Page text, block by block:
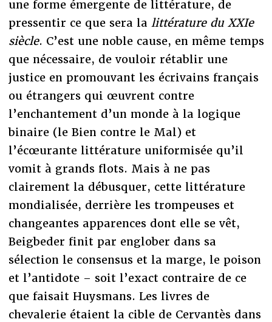
une forme émergente de littérature, de
pressentir ce que sera la littérature du XXIe
siècle. C’est une noble cause, en même temps
que nécessaire, de vouloir rétablir une
justice en promouvant les écrivains français
ou étrangers qui œuvrent contre
l’enchantement d’un monde à la logique
binaire (le Bien contre le Mal) et
l’écœurante littérature uniformisée qu’il
vomit à grands flots. Mais à ne pas
clairement la débusquer, cette littérature
mondialisée, derrière les trompeuses et
changeantes apparences dont elle se vêt,
Beigbeder finit par englober dans sa
sélection le consensus et la marge, le poison
et l’antidote – soit l’exact contraire de ce
que faisait Huysmans. Les livres de
chevalerie étaient la cible de Cervantès dans